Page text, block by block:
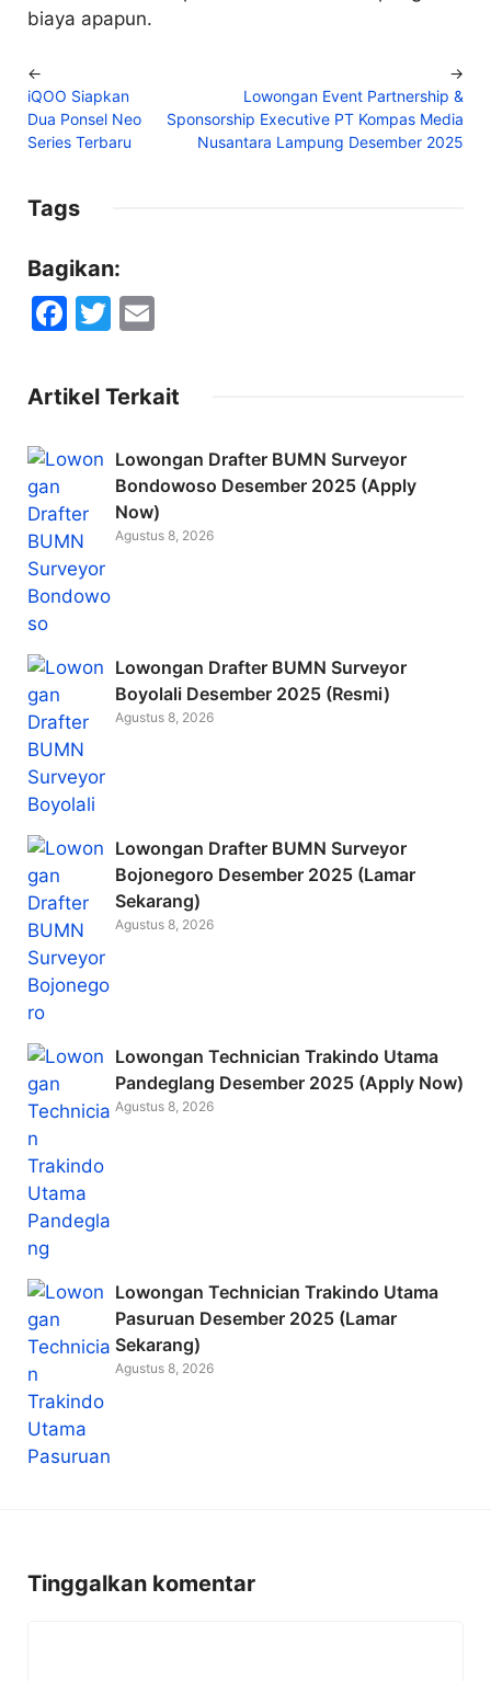
biaya apapun.
←
iQOO Siapkan
Dua Ponsel Neo
Series Terbaru
Lowongan Event Partnership &
Sponsorship Executive PT Kompas Media
Nusantara Lampung Desember 2025
→
Tags
Bagikan:
F
c
e
b
o
k
T
itt
er
ai
l
Artikel Terkait
Lowongan Drafter BUMN Surveyor
Bondowoso Desember 2025 (Apply
Now)
Agustus 8, 2026
Lowongan Drafter BUMN Surveyor
Boyolali Desember 2025 (Resmi)
Agustus 8, 2026
Lowongan Drafter BUMN Surveyor
Bojonegoro Desember 2025 (Lamar
Sekarang)
Agustus 8, 2026
Lowongan Technician Trakindo Utama
Pandeglang Desember 2025 (Apply Now)
Agustus 8, 2026
Lowongan Technician Trakindo Utama
Pasuruan Desember 2025 (Lamar
Sekarang)
Agustus 8, 2026
Tinggalkan komentar